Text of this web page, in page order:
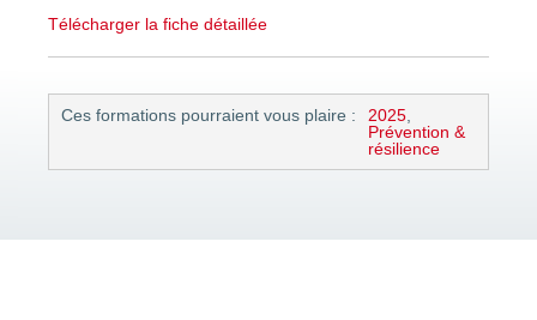
Télécharger la fiche détaillée
Ces formations pourraient vous plaire : 2025,
Prévention &
résilience